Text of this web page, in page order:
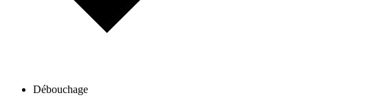
Débouchage